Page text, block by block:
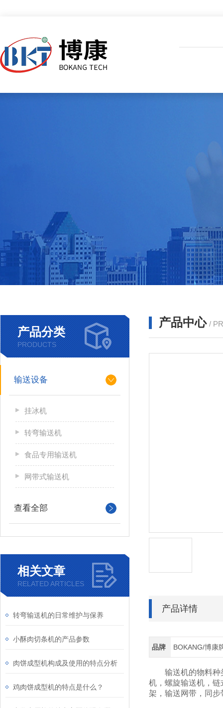
产品分类
PRODUCTS
输送设备
挂冰机
转弯输送机
食品专用输送机
网带式输送机
查看全部
相关文章
RELATED ARTICLES
转弯输送机的日常维护与保养
小酥肉切条机的产品参数
肉饼成型机构成及使用的特点分析
鸡肉饼成型机的特点是什么？
产品中心 /
产品详情
品牌 BOKANG/博康
输送机的物料种类
机，螺旋输送机，
架，输送网带，同步